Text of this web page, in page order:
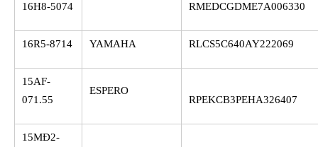
16H8-5074 RMEDCGDME7A006330
16R5-8714 YAMAHA RLCS5C640AY222069
15AF-
071.55
ESPERO
RPEKCB3PEHA326407
15MĐ2-